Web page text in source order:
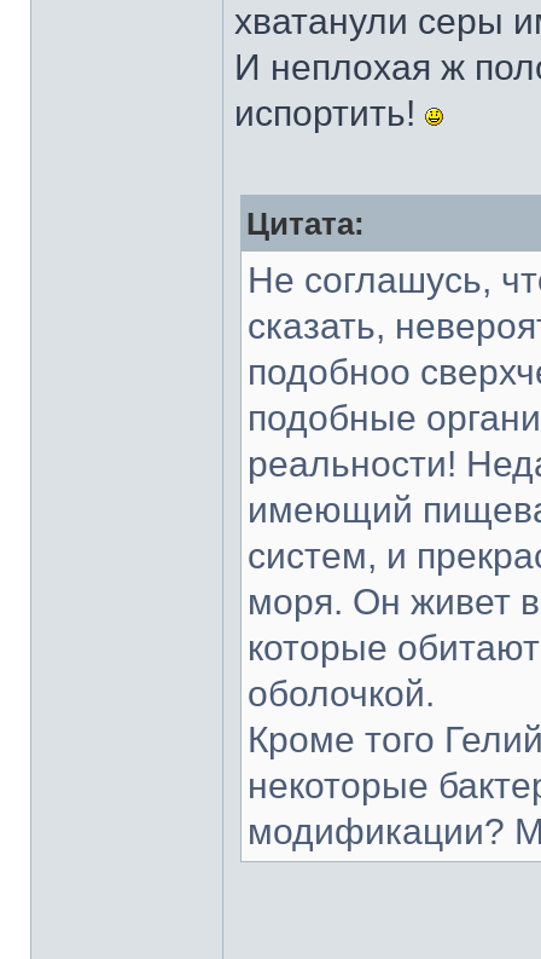
хватанули серы
И неплохая ж
испортить!
Цитата:
Не соглашусь,
сказать,
подобноо
подобные
реальности!
имеющий
систем, и
моря. Он живет
которые
оболочкой.
Кроме того
некоторые
модификации?